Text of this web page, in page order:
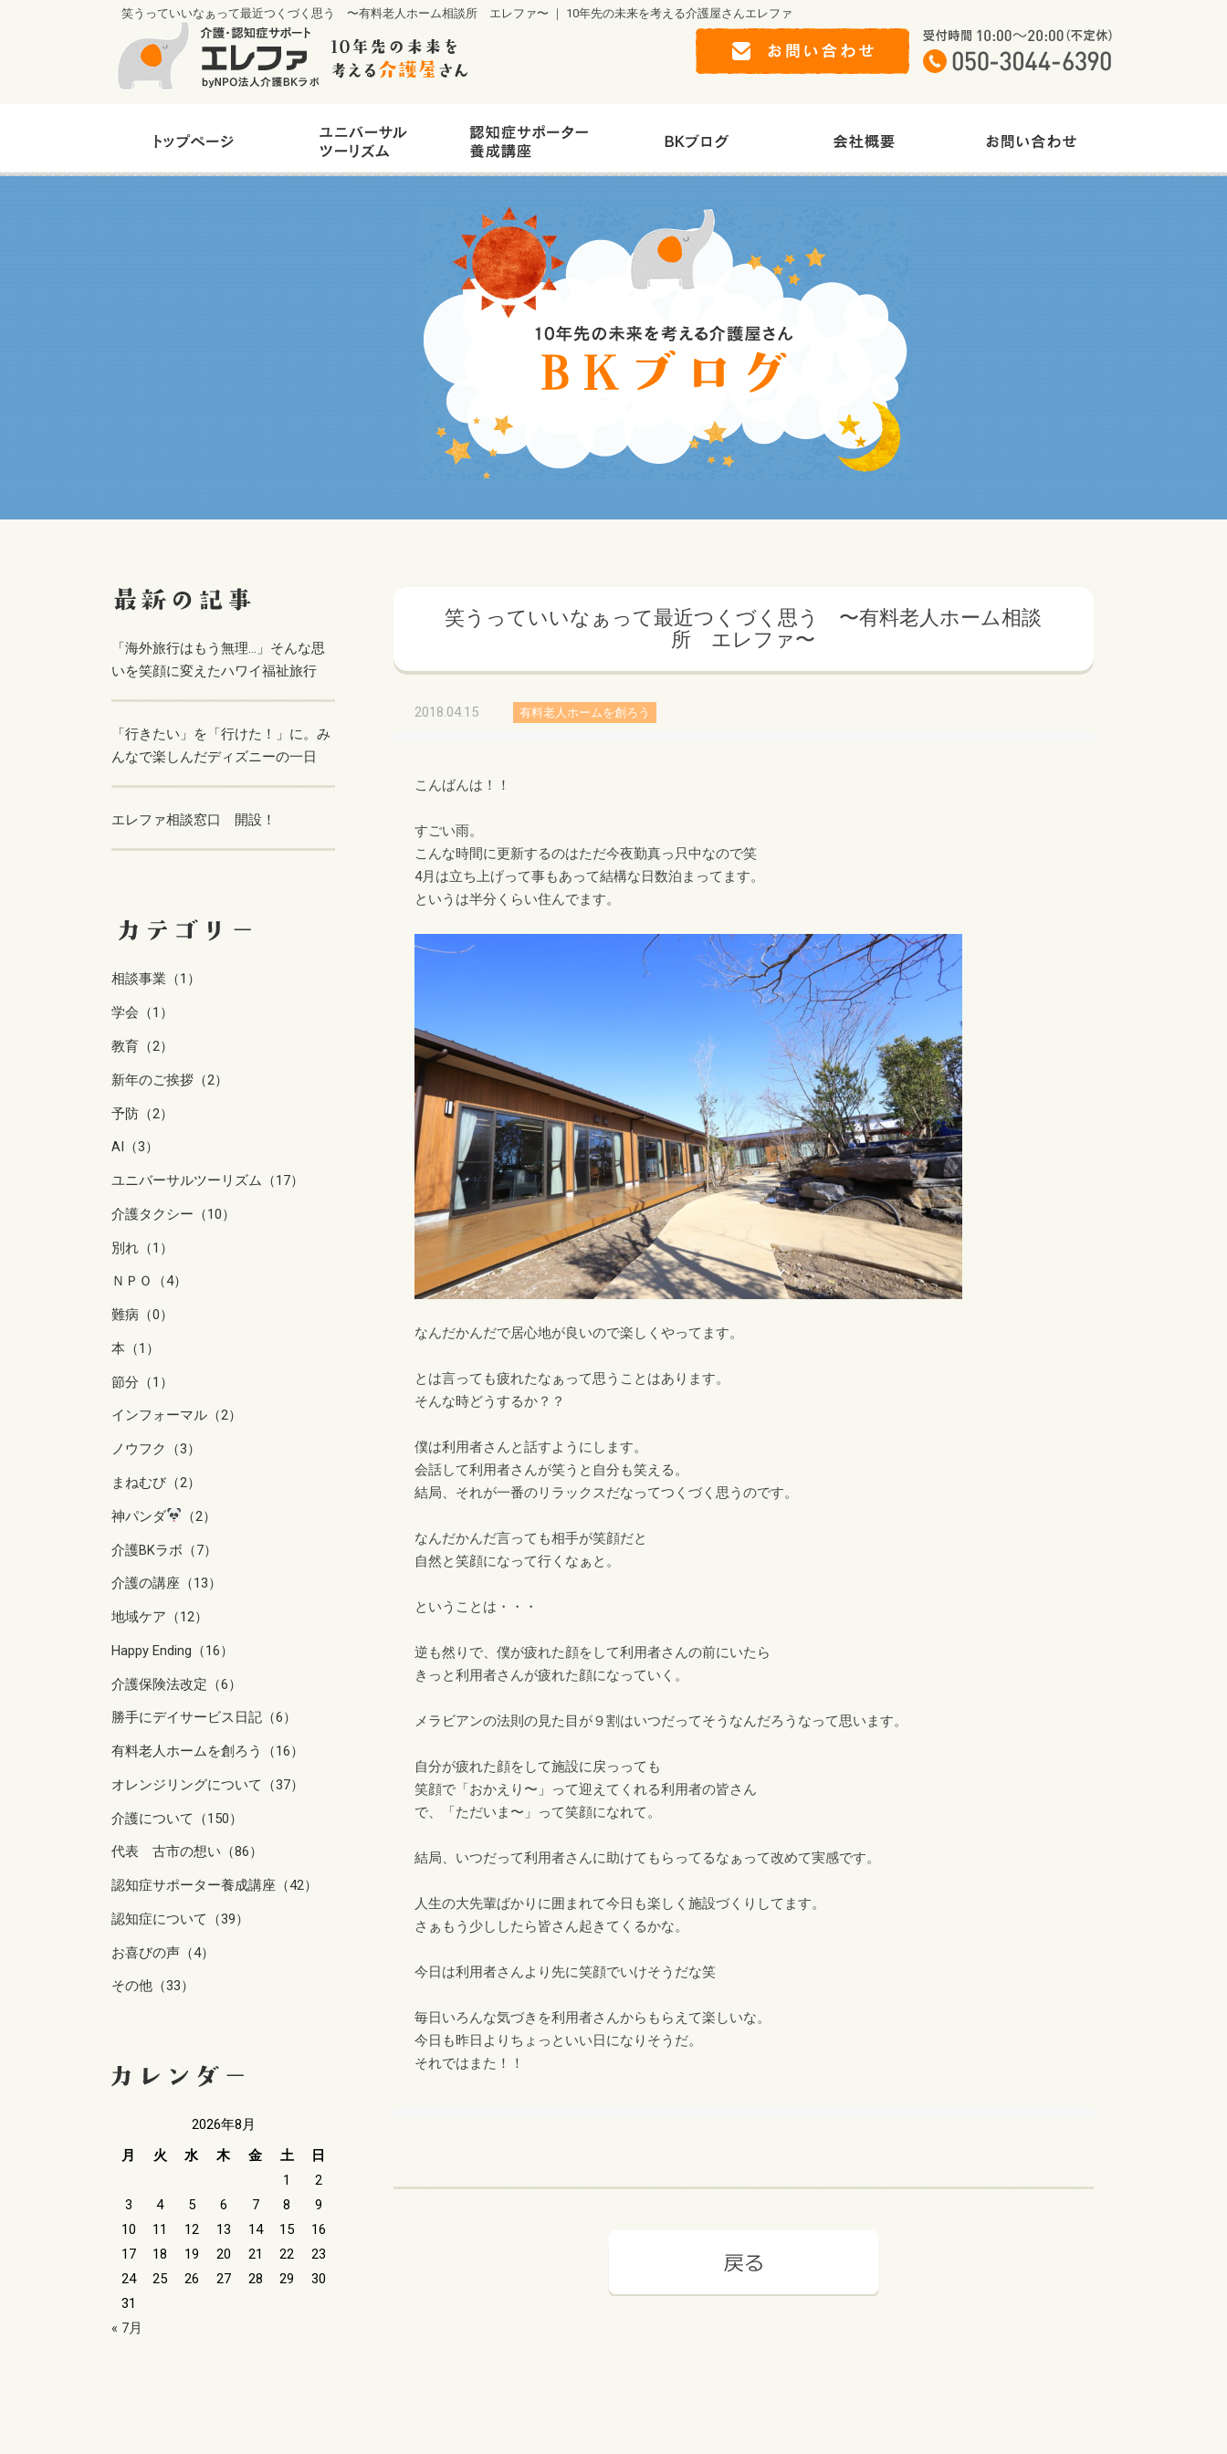
笑うっていいなぁって最近つくづく思う 〜有料老人ホーム相談所 エレファ〜 ｜ 10年先の未来を考える介護屋さんエレファ
笑うっていいなぁって最近つくづく思う 〜有料老人ホーム相談
所 エレファ〜
2018.04.15 有料老人ホームを創ろう
こんばんは！！
すごい雨。
こんな時間に更新するのはただ今夜勤真っ只中なので笑
4月は立ち上げって事もあって結構な日数泊まってます。
というは半分くらい住んでます。
なんだかんだで居心地が良いので楽しくやってます。
とは言っても疲れたなぁって思うことはあります。
そんな時どうするか？？
僕は利用者さんと話すようにします。
会話して利用者さんが笑うと自分も笑える。
結局、それが一番のリラックスだなってつくづく思うのです。
なんだかんだ言っても相手が笑顔だと
自然と笑顔になって行くなぁと。
ということは・・・
逆も然りで、僕が疲れた顔をして利用者さんの前にいたら
きっと利用者さんが疲れた顔になっていく。
メラビアンの法則の見た目が９割はいつだってそうなんだろうなって思います。
自分が疲れた顔をして施設に戻っっても
笑顔で「おかえり〜」って迎えてくれる利用者の皆さん
で、「ただいま〜」って笑顔になれて。
結局、いつだって利用者さんに助けてもらってるなぁって改めて実感です。
人生の大先輩ばかりに囲まれて今日も楽しく施設づくりしてます。
さぁもう少ししたら皆さん起きてくるかな。
今日は利用者さんより先に笑顔でいけそうだな笑
毎日いろんな気づきを利用者さんからもらえて楽しいな。
今日も昨日よりちょっといい日になりそうだ。
それではまた！！
「海外旅行はもう無理…」そんな思
いを笑顔に変えたハワイ福祉旅行
「行きたい」を「行けた！」に。み
んなで楽しんだディズニーの一日
エレファ相談窓口 開設！
相談事業（1）
学会（1）
教育（2）
新年のご挨拶（2）
予防（2）
AI（3）
ユニバーサルツーリズム（17）
介護タクシー（10）
別れ（1）
ＮＰＯ（4）
難病（0）
本（1）
節分（1）
インフォーマル（2）
ノウフク（3）
まねむび（2）
神パンダ （2）
介護BKラボ（7）
介護の講座（13）
地域ケア（12）
Happy Ending（16）
介護保険法改定（6）
勝手にデイサービス日記（6）
有料老人ホームを創ろう（16）
オレンジリングについて（37）
介護について（150）
代表 古市の想い（86）
認知症サポーター養成講座（42）
認知症について（39）
お喜びの声（4）
その他（33）
2026年8月
月
火 水 木 金 土
日
1
2
3
4 5 6 7 8
9
10
11 12 13 14 15
16
17
18 19 20 21 22
23
24
25 26 27 28 29
30
31
« 7月